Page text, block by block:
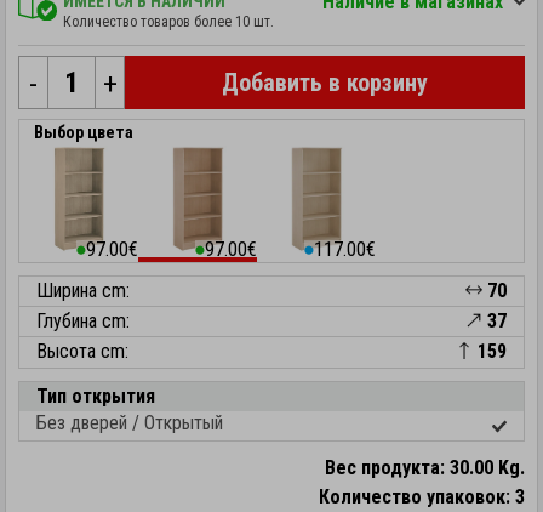
Количество товаров более 10 шт.
- + Добавить в корзину
Выбор цвета
⬤97.00€ ⬤97.00€ ⬤117.00€
Ширина cm:
70
Глубина cm:
37
Высота cm:
159
Тип открытия
Без дверей / Открытый
Вес продукта: 30.00 Kg.
Количество упаковок: 3